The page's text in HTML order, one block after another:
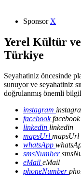
Sponsor X
Yerel Kültür
Türkiye
Seyahatiniz öncesinde
sunuyor ve seyahatiniz
doğrulanmış önemli
instagram
facebookfacebook
linkedin linkedin
mapsUrl mapsUrl
whatsApp
smsNumber
eMail eMail
phoneNumber